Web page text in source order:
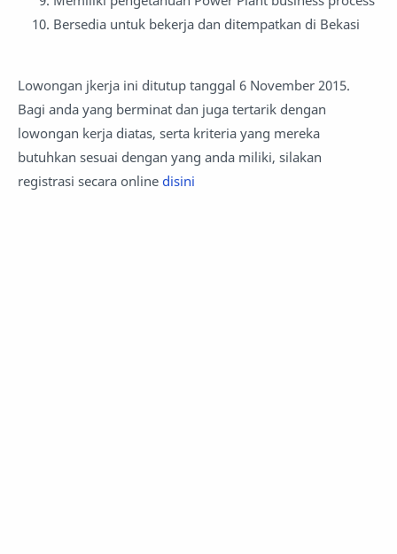
Bersedia untuk bekerja dan ditempatkan di Bekasi
Lowongan jkerja ini ditutup tanggal 6 November 2015.
Bagi anda yang berminat dan juga tertarik dengan
lowongan kerja diatas, serta kriteria yang mereka
butuhkan sesuai dengan yang anda miliki, silakan
registrasi secara online disini